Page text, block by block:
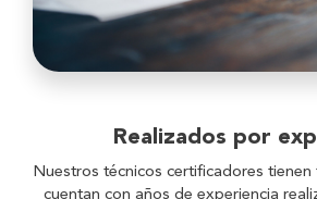
Realizados por
Nuestros técnicos certificadores
cuentan con años de experiencia